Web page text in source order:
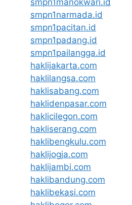
smpn1narmada.id
smpn1pacitan.id
smpn1padang.id
smpn1pailangga.id
haklijakarta.com
haklilangsa.com
haklisabang.com
haklidenpasar.com
haklicilegon.com
hakliserang.com
haklibengkulu.com
haklijogja.com
haklijambi.com
haklibandung.com
haklibekasi.com